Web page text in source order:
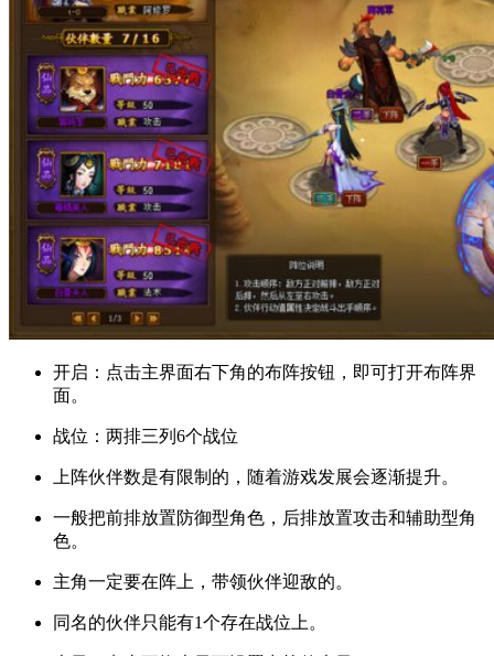
开启：点击主界面右下角的布阵按钮，即可打开布阵界
面。
战位：两排三列6个战位
上阵伙伴数是有限制的，随着游戏发展会逐渐提升。
一般把前排放置防御型角色，后排放置攻击和辅助型角
色。
主角一定要在阵上，带领伙伴迎敌的。
同名的伙伴只能有1个存在战位上。